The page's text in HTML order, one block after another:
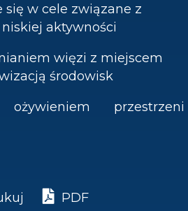
się w cele związane z
aktywności
więzi z miejscem
środowisk
przestrzeni
PDF